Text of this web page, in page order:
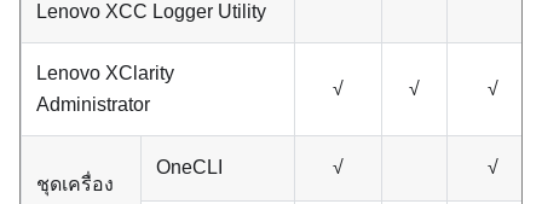
Lenovo XCC Logger Utility
Lenovo XClarity
Administrator
√ √ √
ชุดเครื่อง
OneCLI √ √